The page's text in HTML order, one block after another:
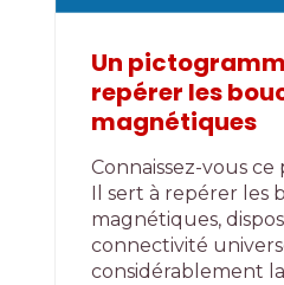
Un
repérer les
magnétiques
Connaissez-vous
Il sert à repérer les
magnétiques,
connectivité
considérablement